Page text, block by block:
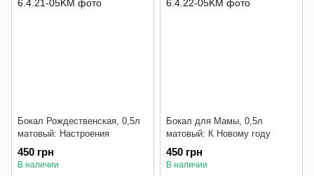
Бокал Рождественская, 0,5л
матовый: Настроения
450 грн
В наличии
Бокал для Мамы, 0,5л
матовый: К Новому году
450 грн
В наличии